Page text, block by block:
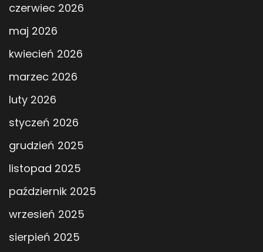
czerwiec 2026
maj 2026
kwiecień 2026
marzec 2026
luty 2026
styczeń 2026
grudzień 2025
listopad 2025
październik 2025
wrzesień 2025
sierpień 2025